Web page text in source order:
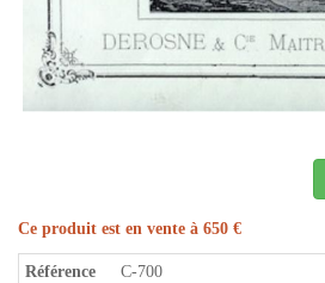
Ce produit est en vente à 650 €
Référence C-700